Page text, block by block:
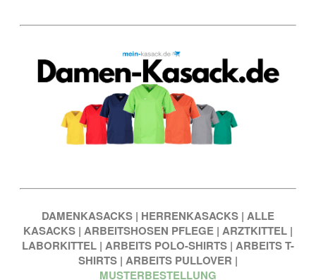
DAMENKASACKS | HERRENKASACKS | ALLE
KASACKS | ARBEITSHOSEN PFLEGE | ARZTKITTEL |
LABORKITTEL | ARBEITS POLO-SHIRTS | ARBEITS T-
SHIRTS | ARBEITS PULLOVER |
MUSTERBESTELLUNG